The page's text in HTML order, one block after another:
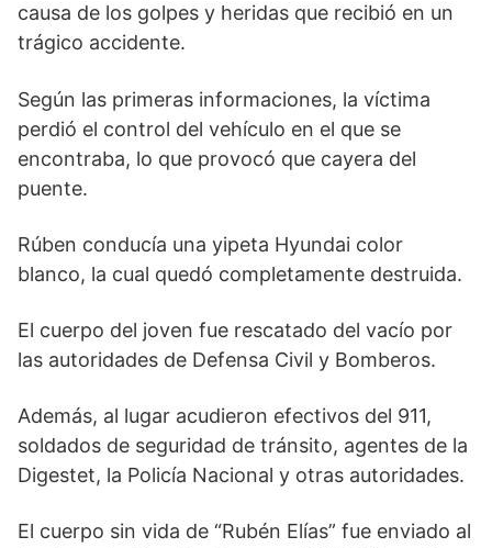
causa de los golpes y heridas que recibió en un
trágico accidente.
Según las primeras informaciones, la víctima
perdió el control del vehículo en el que se
encontraba, lo que provocó que cayera del
puente.
Rúben conducía una yipeta Hyundai color
blanco, la cual quedó completamente destruida.
El cuerpo del joven fue rescatado del vacío por
las autoridades de Defensa Civil y Bomberos.
Además, al lugar acudieron efectivos del 911,
soldados de seguridad de tránsito, agentes de la
Digestet, la Policía Nacional y otras autoridades.
El cuerpo sin vida de “Rubén Elías” fue enviado al